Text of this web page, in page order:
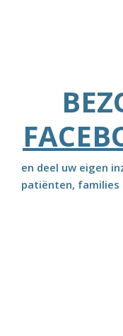
en deel uw eigen
patiënten, families